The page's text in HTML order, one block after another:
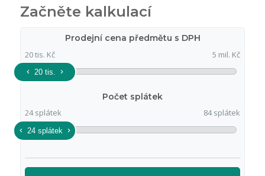
Začněte kalkulací
Prodejní cena předmětu s DPH
20 tis. Kč
5 mil. Kč
20 tis.
Počet splátek
24 splátek
84 splátek
24 splátek